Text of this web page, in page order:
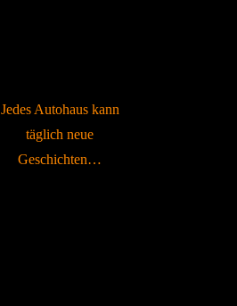
Jedes Autohaus kann
täglich neue
Geschichten…